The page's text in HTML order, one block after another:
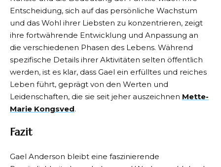
Entscheidung, sich auf das persönliche Wachstum
und das Wohl ihrer Liebsten zu konzentrieren, zeigt
ihre fortwährende Entwicklung und Anpassung an
die verschiedenen Phasen des Lebens. Während
spezifische Details ihrer Aktivitäten selten öffentlich
werden, ist es klar, dass Gael ein erfülltes und reiches
Leben führt, geprägt von den Werten und
Leidenschaften, die sie seit jeher auszeichnen Mette-
Marie Kongsved.
Fazit
Gael Anderson bleibt eine faszinierende